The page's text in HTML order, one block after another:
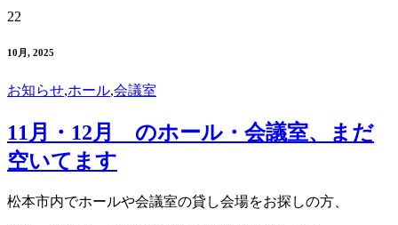
22
10月, 2025
お知らせ,ホール,会議室
11月・12月 のホール・会議室、まだ
空いてます
松本市内でホールや会議室の貸し会場をお探しの方、